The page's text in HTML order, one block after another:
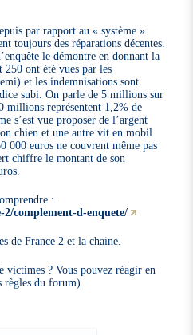
par rapport au « système »
toujours des réparations décentes.
le démontre en donnant la
ont été vues par les
et les indemnisations sont
subi. On parle de 5 millions sur
millions représentent 1,2% de
s’est vue proposer de l’argent
chien et une autre vit en mobil
000 euros ne couvrent même pas
chiffre le montant de son
:
complement-d-enquete/
de France 2 et la chaine.
victimes ? Vous pouvez réagir en
règles du forum)